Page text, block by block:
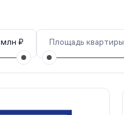
млн ₽ Площадь квартиры